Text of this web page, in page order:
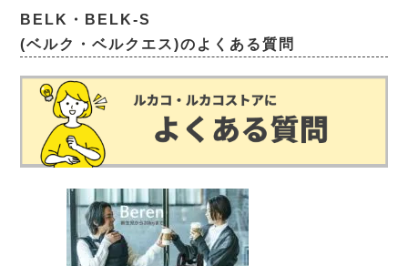
BELK・BELK-S
(ベルク・ベルクエス)のよくある質問